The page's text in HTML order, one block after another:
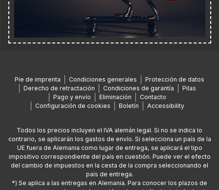
Pie de imprenta Condiciones generales
Protección de datos
Derecho de retractación
Condiciones de garantía
Pilas
Pago y envío
Eliminación
Contacto
Configuración de cookies
Boletín Accessibility
Todos los precios incluyen el IVA alemán legal. Si no se indica lo
contrario, se aplicarán los gastos de envío. Si selecciona un país de la
UE fuera de Alemania como lugar de entrega, se aplicará el tipo
impositivo correspondiente del país en cuestión. Puede ver el efecto
del cambio de impuestos en la cesta de la compra seleccionando el
país de entrega.
*) Se aplica a las entregas en Alemania. Para conocer los plazos de